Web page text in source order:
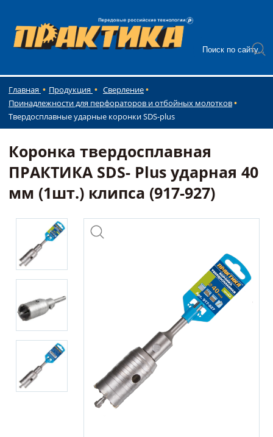
Главная Продукция
Сверление
Принадлежности для перфораторов и отбойных молотков
Твердосплавные ударные коронки SDS-plus
Коронка твердосплавная
ПРАКТИКА SDS- Plus ударная 40
мм (1шт.) клипса (917-927)